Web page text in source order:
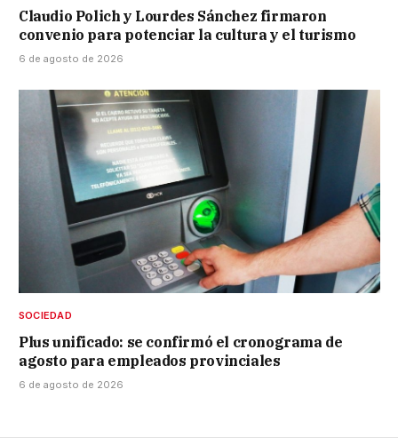
Claudio Polich y Lourdes Sánchez firmaron
convenio para potenciar la cultura y el turismo
6 de agosto de 2026
SOCIEDAD
Plus unificado: se confirmó el cronograma de
agosto para empleados provinciales
6 de agosto de 2026